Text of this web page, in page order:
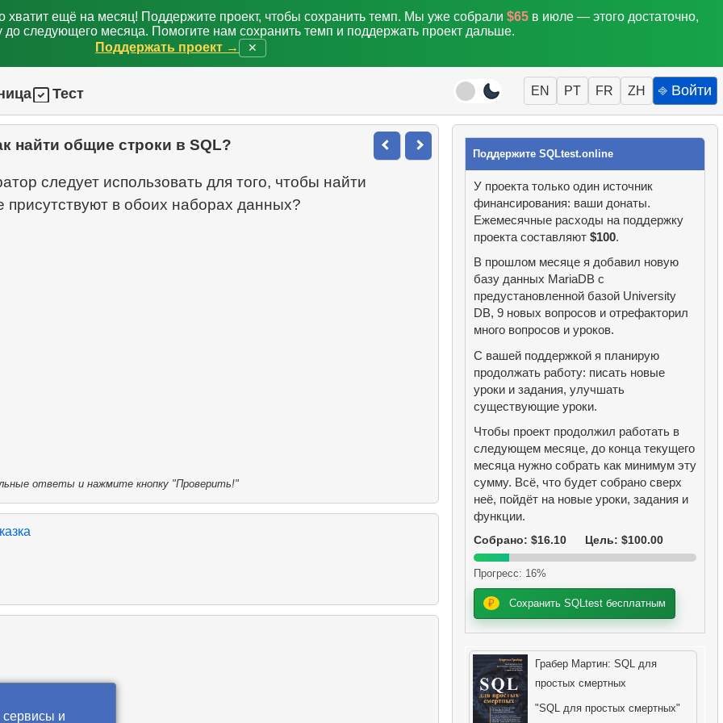
хватит ещё на месяц! Поддержите проект, чтобы сохранить темп. Мы уже собрали $65 в июле — этого достаточно,
до следующего месяца. Помогите нам сохранить темп и поддержать проект дальше.
Поддержать проект →
✕
Тест EN PT FR ZH ⎆ Войти
найти общие строки в SQL?
следует использовать для того, чтобы найти
ответы и нажмите кнопку "Проверить!"
Поддержите SQLtest.online
У проекта только один источник
финансирования: ваши донаты.
Ежемесячные расходы на поддержку
проекта составляют $100.
В прошлом месяце я добавил новую
базу данных MariaDB с
предустановленной базой University
DB, 9 новых вопросов и отрефакторил
много вопросов и уроков.
С вашей поддержкой я планирую
продолжать работу: писать новые
уроки и задания, улучшать
существующие уроки.
Чтобы проект продолжил работать в
следующем месяце, до конца текущего
месяца нужно собрать как минимум эту
сумму. Всё, что будет собрано сверх
неё, пойдёт на новые уроки, задания и
функции.
Собрано: $16.10
Цель: $100.00
Прогресс: 16%
₽ Сохранить SQLtest бесплатным
Грабер Мартин: SQL для
простых смертных
"SQL для простых смертных"
сервисы и